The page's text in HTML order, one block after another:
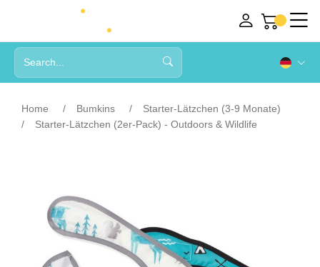
Home Bumkins
Starter-Lätzchen (3-9 Monate)
Starter-Lätzchen (2er-Pack) - Outdoors & Wildlife